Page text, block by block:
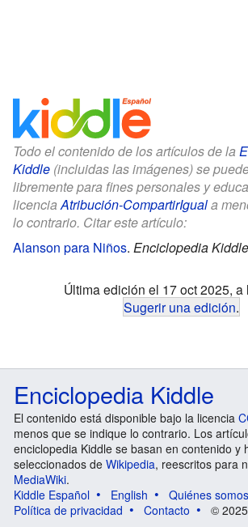
Todo el contenido de los artículos de la
Kiddle (incluidas las imágenes) se
libremente para fines personales y
licenciaAtribución-CompartirIguala
lo contrario. Citar este artículo:
Alanson para Niños. Enciclopedia
Última edición el 17 oct 2025, a
Sugerir una edición.
Enciclopedia Kiddle
El contenido está disponible bajo la licencia
menos que se indique lo contrario. Los
enciclopedia Kiddle se basan en contenido y
seleccionados de Wikipedia, reescritos para
MediaWiki.
Kiddle Español
English
Quiénes somos
Política de privacidad
Contacto ©